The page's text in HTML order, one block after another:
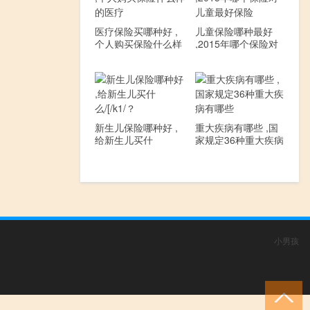
医疗保险买哪种好 ,
个人购买保险什么样
儿童保险哪种最好
,2015年哪个保险对
新生儿保险哪种好 ,
给新生儿买什
重大疾病有哪些 ,国
家规定36种重大疾病
小男孩